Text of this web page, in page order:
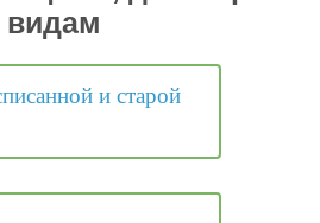
видам
и старой